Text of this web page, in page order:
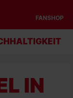
FANSHOP
IN